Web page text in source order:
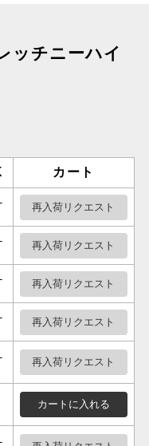
ッチニーハイ
カート
再入荷リクエスト
再入荷リクエスト
再入荷リクエスト
再入荷リクエスト
再入荷リクエスト
カートに入れる